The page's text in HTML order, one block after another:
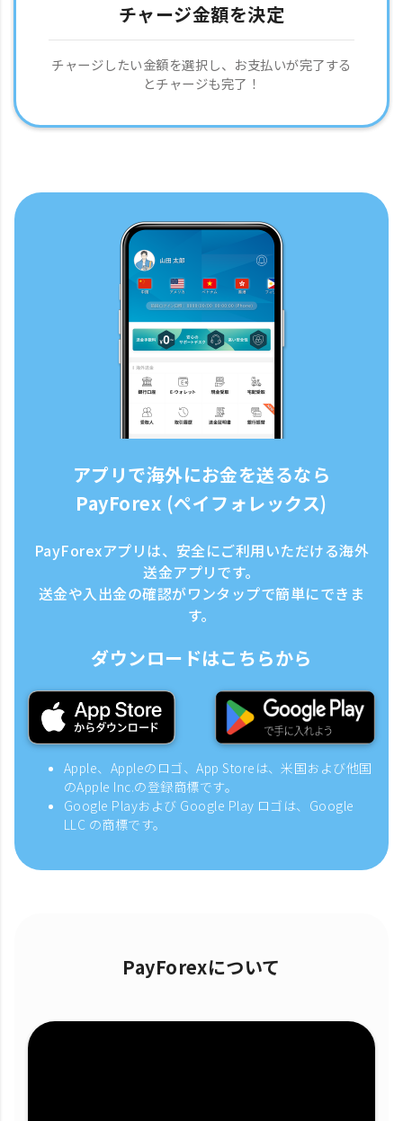
チャージ金額を決定
チャージしたい金額を選択し、お支払いが完了する
とチャージも完了！
アプリで海外にお金を送るなら
PayForex (ペイフォレックス)
PayForexアプリは、安全にご利用いただける海外
送金アプリです。
送金や入出金の確認がワンタップで簡単にできま
す。
ダウンロードはこちらから
Apple、Appleのロゴ、App Storeは、米国および他国
のApple Inc.の登録商標です。
Google Playおよび Google Play ロゴは、Google
LLC の商標です。
PayForexについて